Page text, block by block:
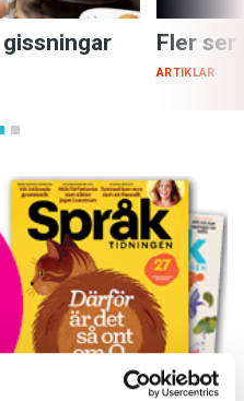
gissningar Fler
ARTIKLAR